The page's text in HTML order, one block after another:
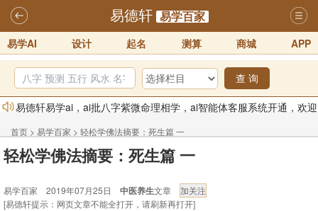
易德轩 易学百家
易学AI 设计 起名 测算 商城 APP
查 询
易德轩易学ai，ai批八字紫微命理相学，ai智能体客服系统开通，欢迎
易德轩网重构及升能完成，欢迎大家来体验新程序及感觉！！
2025-07-01
2026年化太岁锦囊属马、鼠、牛、龙、兔、狗、鸡生肖化太岁开始预
订！！
2025-10-01
首页 > 易学百家 > 轻松学佛法摘要：死生篇 一
轻松学佛法摘要：死生篇 一
易学百家 2019年07月25日 中医养生文章
[易德轩提示：网页文章不能全打开，请刷新再打开]